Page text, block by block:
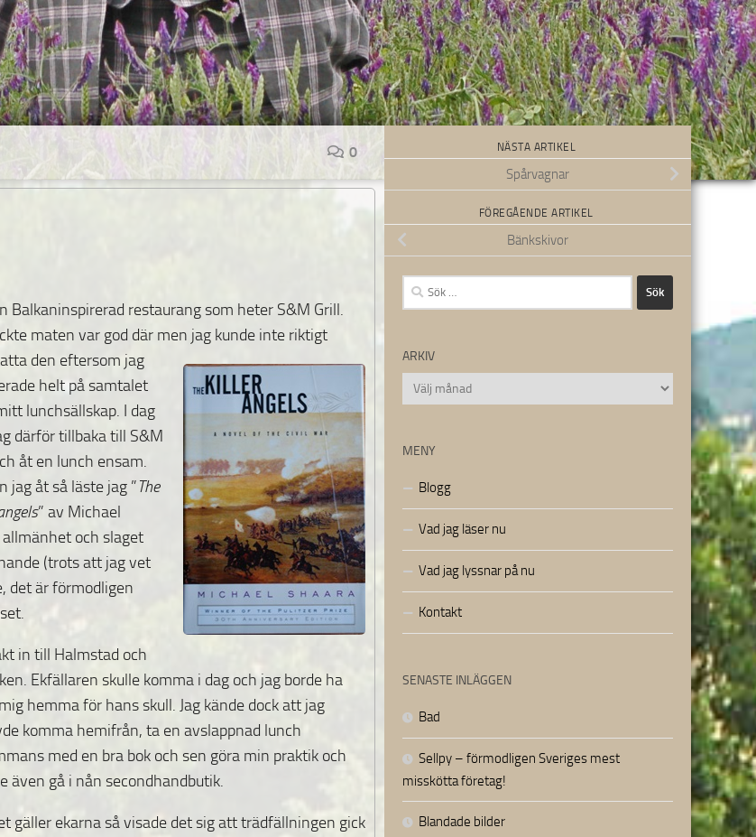
0
Balkaninspirerad restaurang som heter S&M Grill.
maten var god där men jag kunde inte riktigt
den eftersom jag
helt på samtalet
lunchsällskap. I dag
därför tillbaka till S&M
åt en lunch ensam.
jag åt så läste jag ”The
” av Michael
och slaget
(trots att jag vet
det är förmodligen
in till Halmstad och
Ekfällaren skulle komma i dag och jag borde ha
hemma för hans skull. Jag kände dock att jag
komma hemifrån, ta en avslappnad lunch
med en bra bok och sen göra min praktik och
även gå i nån secondhandbutik.
gäller ekarna så visade det sig att trädfällningen gick
NÄSTA ARTIKEL
Spårvagnar
FÖREGÅENDE ARTIKEL
Bänkskivor
Sök
efter:
ARKIV
Arkiv
MENY
Blogg
Vad jag läser nu
Vad jag lyssnar på nu
Kontakt
SENASTE INLÄGGEN
Bad
Sellpy – förmodligen Sveriges mest
misskötta företag!
Blandade bilder